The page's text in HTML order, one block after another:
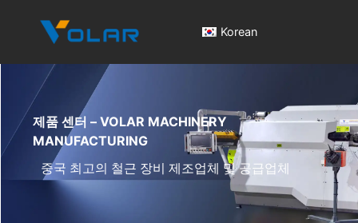
Korean
제품 센터 – VOLAR MACHINERY
MANUFACTURING
중국 최고의 철근 장비 제조업체 및 공급업체